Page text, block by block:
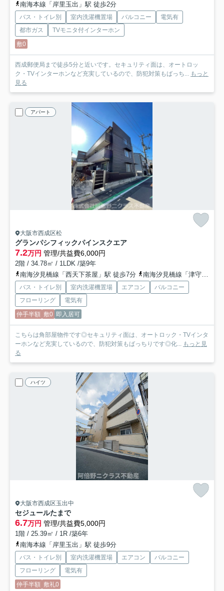
南海本線「岸里玉出」駅 徒歩2分
バス・トイレ別 室内洗濯機置場 バルコニー
電気有
都市ガス
TVモニタ付インターホン
敷0
西成郵便局まで徒歩5分と近いです。セキュリティ面は、オートロッ
ク・TVインターホンなど充実しているので、防犯対策もばっち... もっと
見る
アパート
大阪市西成区松
グランパシフィックパインスクエア
7.2万円 管理/共益費6,000円
2階 / 34.78㎡ / 1LDK /築9年
南海汐見橋線「西天下茶屋」駅 徒歩7分
南海汐見橋線「津守」駅 徒歩11分
バス・トイレ別 室内洗濯機置場 エアコン
バルコニー
フローリング
電気有
仲手半額 敷0 即入居可
こちらは角部屋物件です◎セキュリティ面は、オートロック・TVインタ
ーホンなど充実しているので、防犯対策もばっちりです◎化... もっと見
る
ハイツ
大阪市西成区玉出中
セジュールたまで
6.7万円 管理/共益費5,000円
1階 / 25.39㎡ / 1R /築6年
南海本線「岸里玉出」駅 徒歩9分
バス・トイレ別 室内洗濯機置場 エアコン
バルコニー
フローリング
電気有
仲手半額 敷礼0